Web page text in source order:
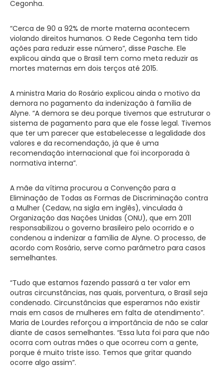
Cegonha.
“Cerca de 90 a 92% de morte materna acontecem
violando direitos humanos. O Rede Cegonha tem tido
ações para reduzir esse número”, disse Pasche. Ele
explicou ainda que o Brasil tem como meta reduzir as
mortes maternas em dois terços até 2015.
A ministra Maria do Rosário explicou ainda o motivo da
demora no pagamento da indenização à família de
Alyne. “A demora se deu porque tivemos que estruturar o
sistema de pagamento para que ele fosse legal. Tivemos
que ter um parecer que estabelecesse a legalidade dos
valores e da recomendação, já que é uma
recomendação internacional que foi incorporada à
normativa interna”.
A mãe da vítima procurou a Convenção para a
Eliminação de Todas as Formas de Discriminação contra
a Mulher (Cedaw, na sigla em inglês), vinculada à
Organização das Nações Unidas (ONU), que em 2011
responsabilizou o governo brasileiro pelo ocorrido e o
condenou a indenizar a família de Alyne. O processo, de
acordo com Rosário, serve como parâmetro para casos
semelhantes.
“Tudo que estamos fazendo passará a ter valor em
outras circunstâncias, nas quais, porventura, o Brasil seja
condenado. Circunstâncias que esperamos não existir
mais em casos de mulheres em falta de atendimento”.
Maria de Lourdes reforçou a importância de não se calar
diante de casos semelhantes. “Essa luta foi para que não
ocorra com outras mães o que ocorreu com a gente,
porque é muito triste isso. Temos que gritar quando
ocorre algo assim”.